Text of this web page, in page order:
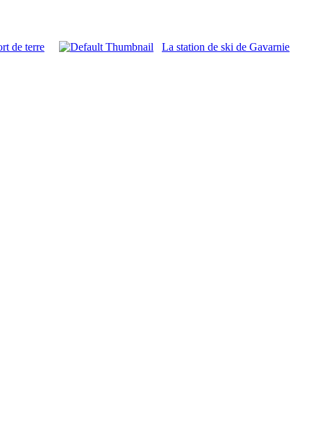
de terre
La station de ski de Gavarnie